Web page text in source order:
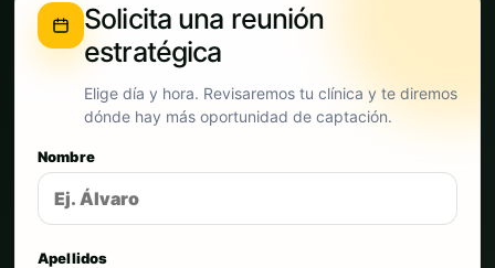
Solicita una reunión
estratégica
Elige día y hora. Revisaremos tu clínica y te diremos
dónde hay más oportunidad de captación.
Nombre
Apellidos